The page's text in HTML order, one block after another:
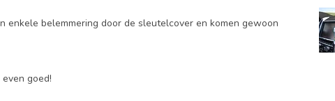
belemmering door de sleutelcover en komen gewoon
goed!